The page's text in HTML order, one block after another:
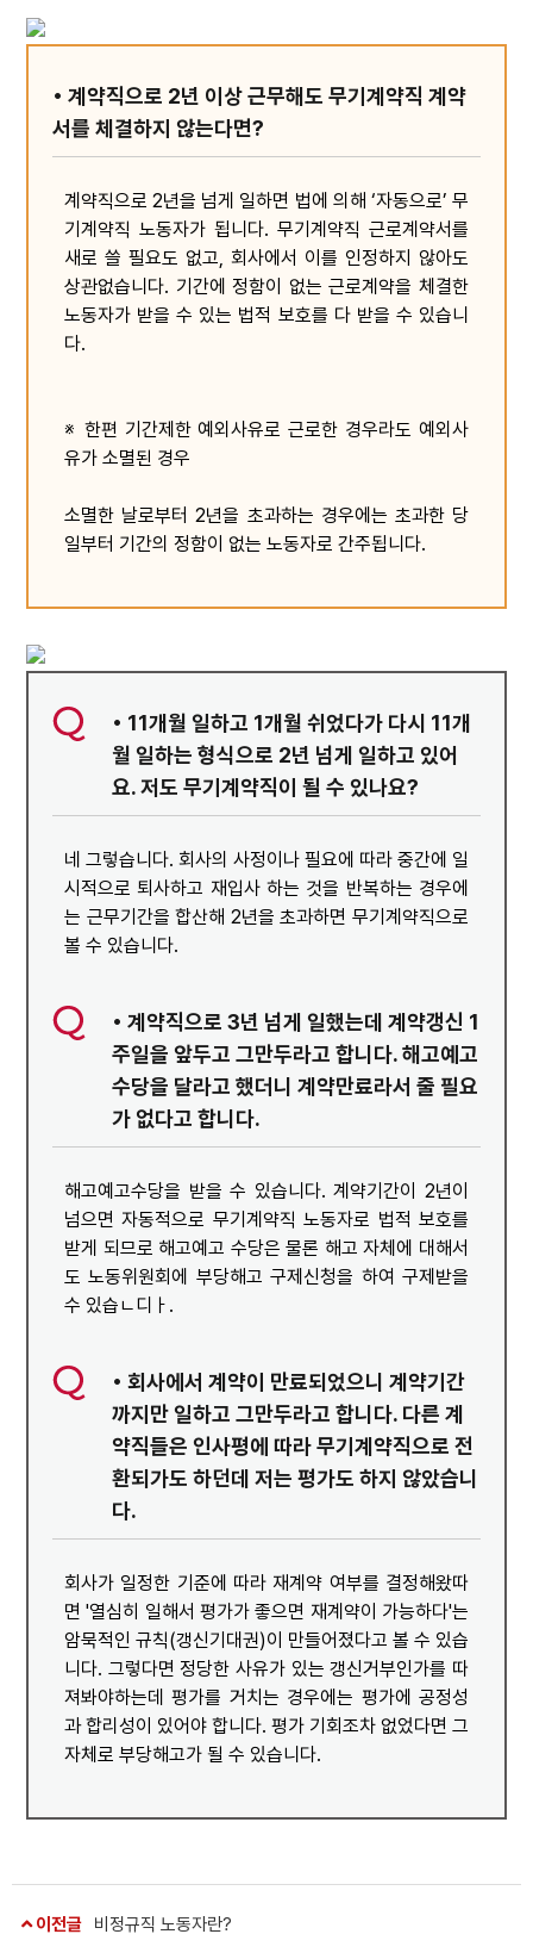
• 계약직으로 2년 이상 근무해도 무기계약직 계약
서를 체결하지 않는다면?
계약직으로 2년을 넘게 일하면 법에 의해 ‘자동으로’ 무
기계약직 노동자가 됩니다. 무기계약직 근로계약서를
새로 쓸 필요도 없고, 회사에서 이를 인정하지 않아도
상관없습니다. 기간에 정함이 없는 근로계약을 체결한
노동자가 받을 수 있는 법적 보호를 다 받을 수 있습니
다.
※ 한편 기간제한 예외사유로 근로한 경우라도 예외사
유가 소멸된 경우
소멸한 날로부터 2년을 초과하는 경우에는 초과한 당
일부터 기간의 정함이 없는 노동자로 간주됩니다.
• 11개월 일하고 1개월 쉬었다가 다시 11개
월 일하는 형식으로 2년 넘게 일하고 있어
요. 저도 무기계약직이 될 수 있나요?
네 그렇습니다. 회사의 사정이나 필요에 따라 중간에 일
시적으로 퇴사하고 재입사 하는 것을 반복하는 경우에
는 근무기간을 합산해 2년을 초과하면 무기계약직으로
볼 수 있습니다.
• 계약직으로 3년 넘게 일했는데 계약갱신 1
주일을 앞두고 그만두라고 합니다. 해고예고
수당을 달라고 했더니 계약만료라서 줄 필요
가 없다고 합니다.
해고예고수당을 받을 수 있습니다. 계약기간이 2년이
넘으면 자동적으로 무기계약직 노동자로 법적 보호를
받게 되므로 해고예고 수당은 물론 해고 자체에 대해서
도 노동위원회에 부당해고 구제신청을 하여 구제받을
수 있습ㄴ디ㅏ.
• 회사에서 계약이 만료되었으니 계약기간
까지만 일하고 그만두라고 합니다. 다른 계
약직들은 인사평에 따라 무기계약직으로 전
환되가도 하던데 저는 평가도 하지 않았습니
다.
회사가 일정한 기준에 따라 재계약 여부를 결정해왔따
면 '열심히 일해서 평가가 좋으면 재계약이 가능하다'는
암묵적인 규칙(갱신기대권)이 만들어졌다고 볼 수 있습
니다. 그렇다면 정당한 사유가 있는 갱신거부인가를 따
져봐야하는데 평가를 거치는 경우에는 평가에 공정성
과 합리성이 있어야 합니다. 평가 기회조차 없었다면 그
자체로 부당해고가 될 수 있습니다.
이전글 비정규직 노동자란?